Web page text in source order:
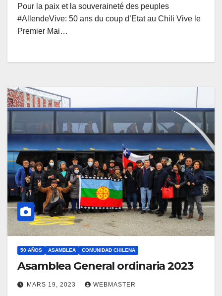
Pour la paix et la souveraineté des peuples
#AllendeVive: 50 ans du coup d’Etat au Chili Vive le
Premier Mai…
50 AÑOS ASAMBLEA COMUNIDAD CHILENA
Asamblea General ordinaria 2023
MARS 19, 2023 WEBMASTER